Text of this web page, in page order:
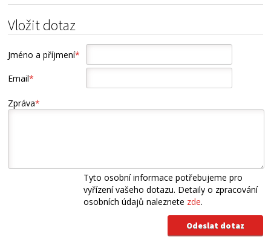
Vložit dotaz
Jméno a příjmení*
Email*
Zpráva*
Tyto osobní informace potřebujeme pro
vyřízení vašeho dotazu. Detaily o zpracování
osobních údajů naleznete zde.